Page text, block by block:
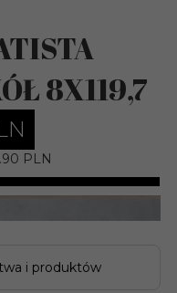
8X119,7
PLN
i produktów